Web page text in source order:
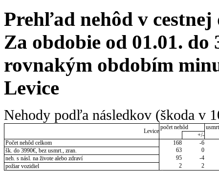
Prehľad nehôd v cestnej
Za obdobie od 01.01. do
rovnakým obdobím
Levice
Nehody podľa následkov (škoda v
Levice
počet nehôd
+/-
Počet nehôd celkom
168
-6
šk. do 3990€, bez usmrt., zran.
63
0
neh. s násl. na živote alebo zdraví
95
-4
požiar vozidiel
2 2